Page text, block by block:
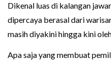
Dikenal luas di kalangan
dipercaya berasal dari
masih diyakini hingga kini
Apa saja yang membuat